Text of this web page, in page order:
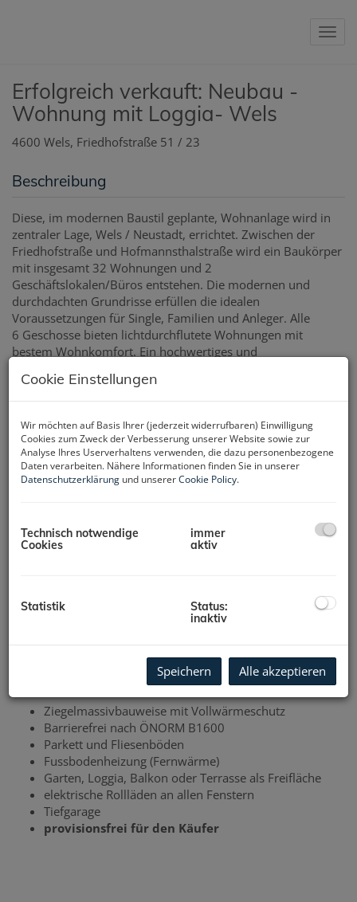
Erfolgreich verkauft: Neubau -
Wohnung mit Loggia- Wels
4600 Wels, Friedhofstraße 51 / 23
Beschreibung
Diese, im modernen Baustil geplante, Wohnanlage wird in
zentraler Lage, Wels / Neustadt, errichtet. Zwischen der
Friedhofstraße und Hofmannsthalstraße wird ein Baukörper
mit insgesamt 32 Wohnungen und 2
Geschäftslokalen/Büros entstehen. Die modernen und
durchdachten Grundrisse erfüllen die idealen
Voraussetzungen für Single, Familien und Anleger. Alle
6 Geschosse bieten lichtdurchflutete Wohnungen mit
bestem Wohnkomfort. Ein hochwertiges und
Generationen.
Wohnfläche von 39m2– 108m2. Schöne Eigengärten,
Terrassen, und Balkone bieten ausgezeichneten
Wohnkomfort. Daszentral gelegene Stiegenhaus mit Lift
erfüllt den Barrierefreien Zugang zu jeder
zusätzliche erworben werden. Im nördlichen Teil der
Wohnanlage wird eine Allgemein- und Kinderspielfläche
verglasten Fenster und Fußbodenheizung über Fernwärme
Baustart:Herbst 2024
: bereits Fertiggestellt
Ziegelmassivbauweise mit Vollwärmeschutz
Barrierefrei nach ÖNORM B1600
Parkett und Fliesenböden
Fussbodenheizung (Fernwärme)
Garten, Loggia, Balkon oder Terrasse als Freifläche
elektrische Rollläden an allen Fenstern
Tiefgarage
provisionsfrei für den Käufer
Cookie Einstellungen
Wir möchten auf Basis Ihrer (jederzeit widerrufbaren) Einwilligung
Cookies zum Zweck der Verbesserung unserer Website sowie zur
Analyse Ihres Userverhaltens verwenden, die dazu personenbezogene
Daten verarbeiten. Nähere Informationen finden Sie in unserer
Datenschutzerklärung und unsererCookie Policy.
Technisch notwendige
Cookies
immer
aktiv
Statistik
Status:
inaktiv
Speichern Alle akzeptieren